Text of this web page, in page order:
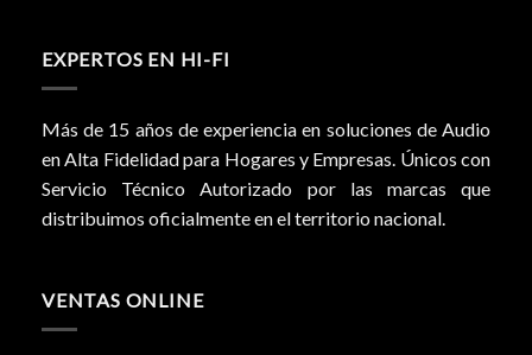
EXPERTOS EN HI-FI
Más de 15 años de experiencia en soluciones de Audio
en Alta Fidelidad para Hogares y Empresas. Únicos con
Servicio Técnico Autorizado por las marcas que
distribuimos oficialmente en el territorio nacional.
VENTAS ONLINE